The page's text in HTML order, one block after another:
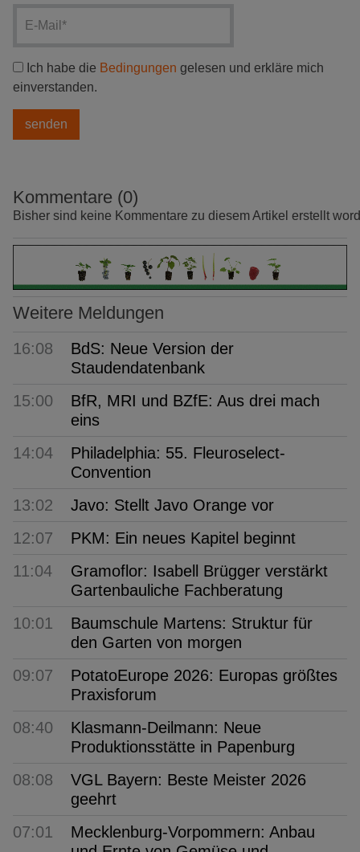
Ich habe die Bedingungen gelesen und erkläre mich
einverstanden.
Kommentare (0)
Bisher sind keine Kommentare zu diesem Artikel erstellt
Weitere Meldungen
16:08
BdS: Neue Version der
Staudendatenbank
15:00
BfR, MRI und BZfE: Aus drei mach
eins
14:04
Philadelphia: 55. Fleuroselect-
Convention
13:02
Javo: Stellt Javo Orange vor
12:07
PKM: Ein neues Kapitel beginnt
11:04
Gramoflor: Isabell Brügger verstärkt
Gartenbauliche Fachberatung
10:01
Baumschule Martens: Struktur für
den Garten von morgen
09:07
PotatoEurope 2026: Europas größtes
Praxisforum
08:40
Klasmann-Deilmann: Neue
Produktionsstätte in Papenburg
08:08
VGL Bayern: Beste Meister 2026
geehrt
07:01
Mecklenburg-Vorpommern: Anbau